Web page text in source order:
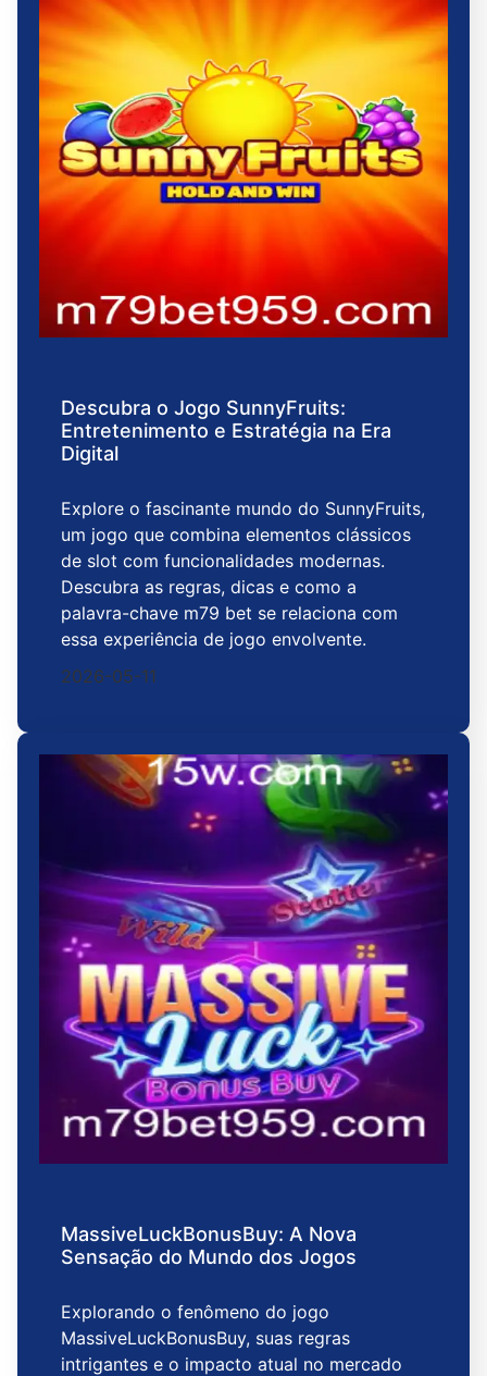
Descubra o Jogo SunnyFruits:
Entretenimento e Estratégia na Era
Digital
Explore o fascinante mundo do SunnyFruits,
um jogo que combina elementos clássicos
de slot com funcionalidades modernas.
Descubra as regras, dicas e como a
palavra-chave m79 bet se relaciona com
essa experiência de jogo envolvente.
2026-05-11
MassiveLuckBonusBuy: A Nova
Sensação do Mundo dos Jogos
Explorando o fenômeno do jogo
MassiveLuckBonusBuy, suas regras
intrigantes e o impacto atual no mercado